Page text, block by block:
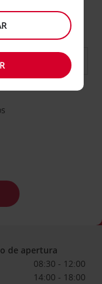
de apertura
08:30 - 12:00
14:00 - 18:00